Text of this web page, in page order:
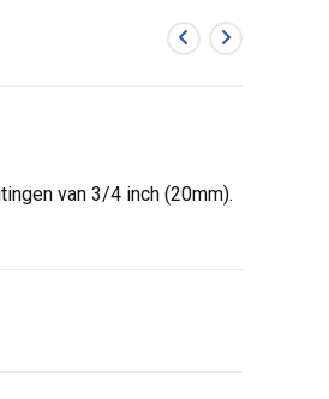
van 3/4 inch (20mm).